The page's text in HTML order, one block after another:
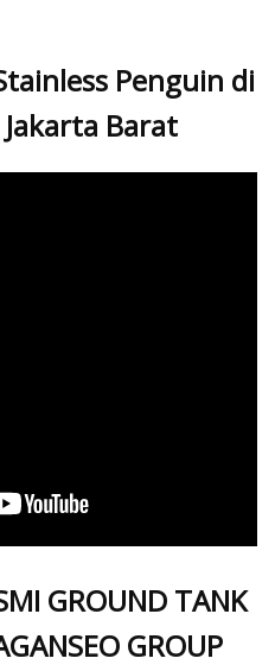
Penguin di
Barat
GROUND TANK
GROUP